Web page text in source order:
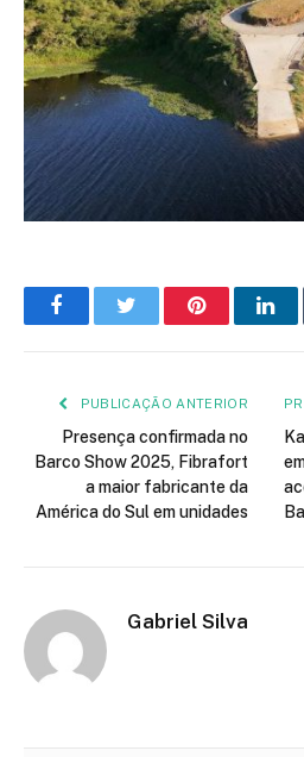
FacebookTwitter Pinterest
PUBLICAÇÃO ANTERIOR
Presença confirmada no
Barco Show 2025, Fibrafort
a maior fabricante da
América do Sul em unidades
Gabriel Silva